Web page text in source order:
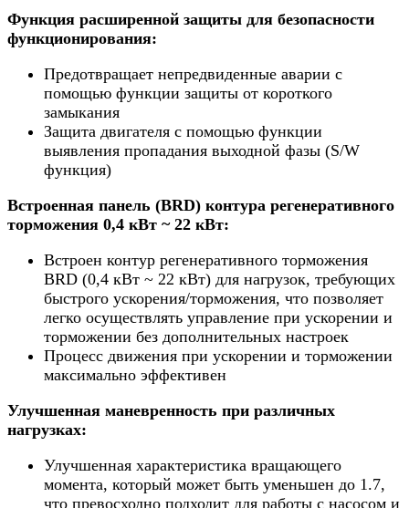
Функция расширенной защиты для безопасности
функционирования:
Предотвращает непредвиденные аварии с
помощью функции защиты от короткого
замыкания
Защита двигателя с помощью функции
выявления пропадания выходной фазы (S/W
функция)
Встроенная панель (BRD) контура регенеративного
торможения 0,4 кВт ~ 22 кВт:
Встроен контур регенеративного торможения
BRD (0,4 кВт ~ 22 кВт) для нагрузок, требующих
быстрого ускорения/торможения, что позволяет
легко осуществлять управление при ускорении и
торможении без дополнительных настроек
Процесс движения при ускорении и торможении
максимально эффективен
Улучшенная маневренность при различных
нагрузках:
Улучшенная характеристика вращающего
момента, который может быть уменьшен до 1.7,
что превосходно подходит для работы с насосом и